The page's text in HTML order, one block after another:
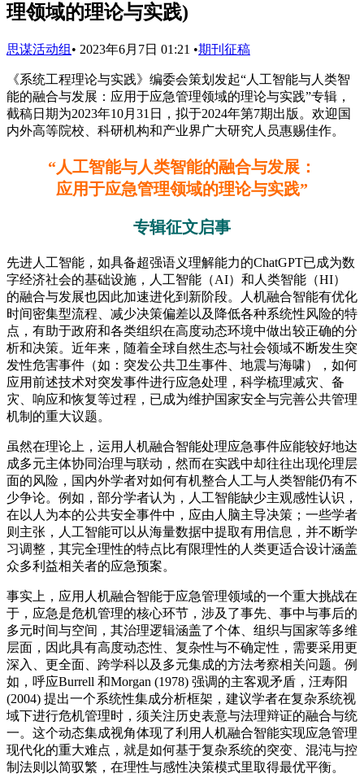
理领域的理论与实践)
思谋活动组 • 2023年6月7日 01:21 •期刊征稿
《系统工程理论与实践》编委会策划发起“人工智能与人类智
能的融合与发展：应用于应急管理领域的理论与实践”专辑，
截稿日期为2023年10月31日，拟于2024年第7期出版。欢迎国
内外高等院校、科研机构和产业界广大研究人员惠赐佳作。
“人工智能与人类智能的融合与发展：
应用于应急管理领域的理论与实践”
专辑征文启事
先进人工智能，如具备超强语义理解能力的ChatGPT已成为数
字经济社会的基础设施，人工智能（AI）和人类智能（HI）
的融合与发展也因此加速进化到新阶段。人机融合智能有优化
时间密集型流程、减少决策偏差以及降低各种系统性风险的特
点，有助于政府和各类组织在高度动态环境中做出较正确的分
析和决策。近年来，随着全球自然生态与社会领域不断发生突
发性危害事件（如：突发公共卫生事件、地震与海啸），如何
应用前述技术对突发事件进行应急处理，科学梳理减灾、备
灾、响应和恢复等过程，已成为维护国家安全与完善公共管理
机制的重大议题。
虽然在理论上，运用人机融合智能处理应急事件应能较好地达
成多元主体协同治理与联动，然而在实践中却往往出现伦理层
面的风险，国内外学者对如何有机整合人工与人类智能仍有不
少争论。例如，部分学者认为，人工智能缺少主观感性认识，
在以人为本的公共安全事件中，应由人脑主导决策；一些学者
则主张，人工智能可以从海量数据中提取有用信息，并不断学
习调整，其完全理性的特点比有限理性的人类更适合设计涵盖
众多利益相关者的应急预案。
事实上，应用人机融合智能于应急管理领域的一个重大挑战在
于，应急是危机管理的核心环节，涉及了事先、事中与事后的
多元时间与空间，其治理逻辑涵盖了个体、组织与国家等多维
层面，因此具有高度动态性、复杂性与不确定性，需要采用更
深入、更全面、跨学科以及多元集成的方法考察相关问题。例
如，呼应Burrell 和Morgan (1978) 强调的主客观矛盾，汪寿阳
(2004) 提出一个系统性集成分析框架，建议学者在复杂系统视
域下进行危机管理时，须关注历史表意与法理辩证的融合与统
一。这个动态集成视角体现了利用人机融合智能实现应急管理
现代化的重大难点，就是如何基于复杂系统的突变、混沌与控
制法则以简驭繁，在理性与感性决策模式里取得最优平衡。